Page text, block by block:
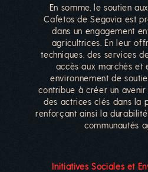
En somme, le soutien
Cafetos de Segovia est
dans un engagement
agricultrices. En leur
techniques, des services
accès aux marchés et
environnement de
contribue à créer un
des actrices clés dans la
renforçant ainsi la
communautés
Initiatives Sociales et